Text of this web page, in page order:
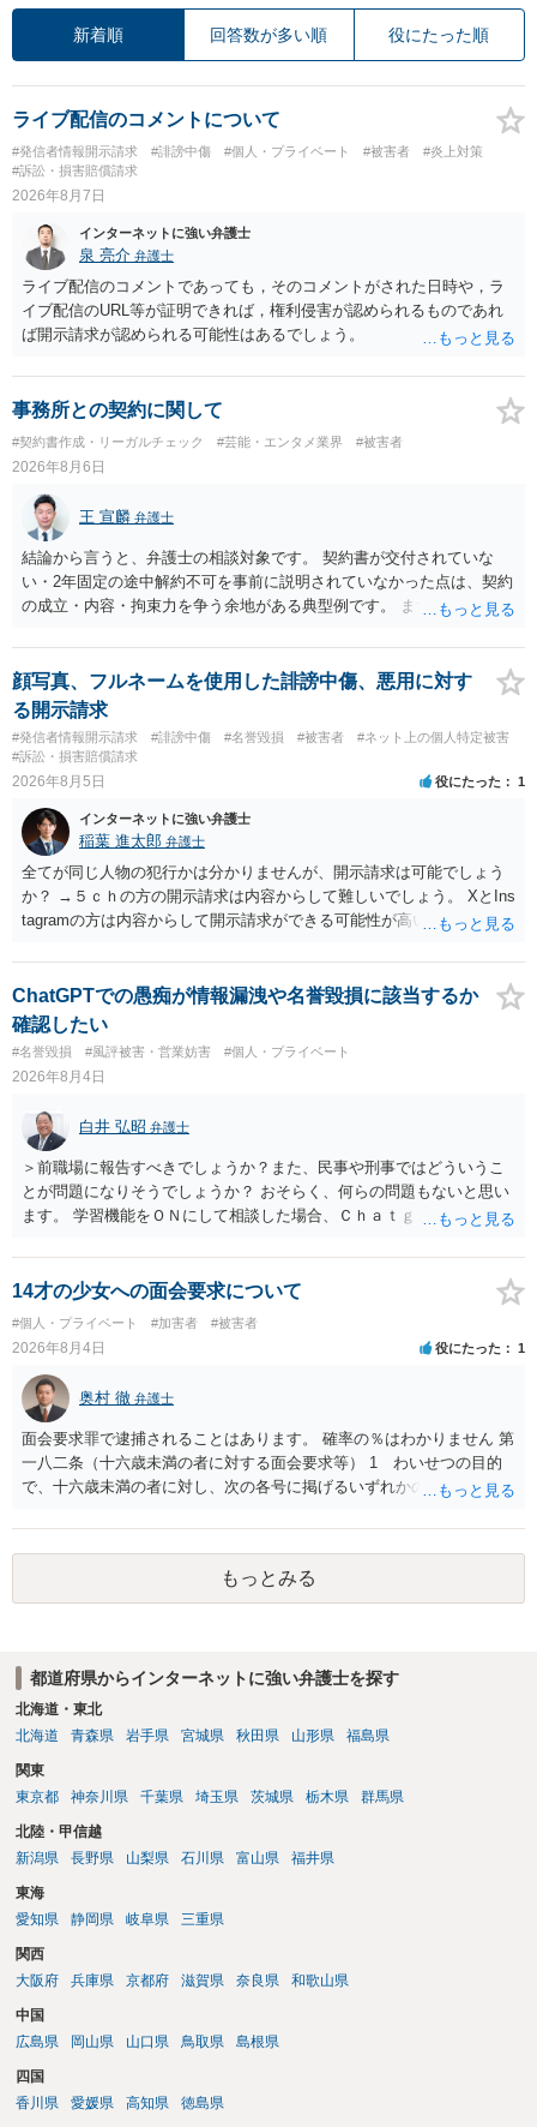
新着順 回答数が多い順 役にたった順
ライブ配信のコメントについて
#発信者情報開示請求 #誹謗中傷 #個人・プライベート #被害者
#炎上対策
#訴訟・損害賠償請求
2026年8月7日
インターネットに強い弁護士
泉 亮介 弁護士
ライブ配信のコメントであっても，そのコメントがされた日時や，ラ
イブ配信のURL等が証明できれば，権利侵害が認められるものであれ
ば開示請求が認められる可能性はあるでしょう。
事務所との契約に関して
#契約書作成・リーガルチェック #芸能・エンタメ業界 #被害者
2026年8月6日
王 宣麟 弁護士
結論から言うと、弁護士の相談対象です。 契約書が交付されていな
い・2年固定の途中解約不可を事前に説明されていなかった点は、契約
の成立・内容・拘束力を争う余地がある典型例です。 まずは、運営と
みてはいかがでしょうか。 また同時並行で（もしまだされていないの
であれば）書面で退所意思の明確化はしておくべきだと考えます。
顔写真、フルネームを使用した誹謗中傷、悪用に対す
る開示請求
#発信者情報開示請求 #誹謗中傷 #名誉毀損 #被害者
#ネット上の個人特定被害
#訴訟・損害賠償請求
2026年8月5日 役にたった 1
インターネットに強い弁護士
稲葉 進太郎 弁護士
全てが同じ人物の犯行かは分かりませんが、開示請求は可能でしょう
か？ →５ｃｈの方の開示請求は内容からして難しいでしょう。 XとIns
tagramの方は内容からして開示請求ができる可能性が高いでしょう。
いでしょう。７月中にアカウントが削除されている場合、今から進め
ても失敗する可能性が高いように思われます。 相手を特定できた場
合、相手に全ての弁護士費用を負担させることは可能でしょうか？ →
訴訟外の交渉で相手方が認めれば負担させることができるでしょう。
訴訟で判決となった場合は、実際の弁護士費用が認められる場合と認
められない場合があり何ともいえないところでしょう。
ChatGPTでの愚痴が情報漏洩や名誉毀損に該当するか
確認したい
#名誉毀損 #風評被害・営業妨害 #個人・プライベート
2026年8月4日
白井 弘昭 弁護士
＞前職場に報告すべきでしょうか？また、民事や刑事ではどういうこ
とが問題になりそうでしょうか？ おそらく、何らの問題もないと思い
ます。 学習機能をＯＮにして相談した場合、Ｃｈａｔｇｐｔがｏｐｅ
する可能性がありますが、個人名や会社名を特定していない限り、一
般論として抽象化されて回答に織り込まれる可能性が生じるにすぎま
せんので、その情報自体が、秘密情報に当たるとは思えませんし、名
誉棄損として、個人や会社に対する誹謗中傷の不特定多数への公開に
当たるとも思われません。 もちろん、誰がその内容をｃｈａｔｇｐｔ
に入力したかも第三者にしられることはないので、個人や会社の特定
をせずに書き込んだことで（おそらく特定して書き込んだとして
も）、相談者さんが刑事民事の責任に問われることはないでしょう。
私見ながらご参考まで。
14才の少女への面会要求について
#個人・プライベート #加害者 #被害者
2026年8月4日 役にたった 1
奥村 徹 弁護士
面会要求罪で逮捕されることはあります。 確率の％はわかりません 第
一八二条（十六歳未満の者に対する面会要求等） 1 わいせつの目的
で、十六歳未満の者に対し、次の各号に掲げるいずれかの行為をした
が生まれた日より五年以上前の日に生まれた者に限る。）は、一年以
下の拘禁刑又は五十万円以下の罰金に処する。 一 威迫し、偽計を用
い又は誘惑して面会を要求すること。 二 拒まれたにもかかわらず、
反復して面会を要求すること。 三 金銭その他の利益を供与し、又は
二年以下の拘禁刑又は百万円以下の罰金に処する。
もっとみる
都道府県からインターネットに強い弁護士を探す
北海道・東北
北海道
青森県 岩手県 宮城県 秋田県 山形県 福島県
関東
東京都
神奈川県 千葉県 埼玉県 茨城県 栃木県 群馬県
北陸・甲信越
新潟県
長野県 山梨県 石川県 富山県 福井県
東海
愛知県
静岡県 岐阜県 三重県
関西
大阪府
兵庫県 京都府 滋賀県 奈良県 和歌山県
中国
広島県
岡山県 山口県 鳥取県 島根県
四国
香川県
愛媛県 高知県 徳島県